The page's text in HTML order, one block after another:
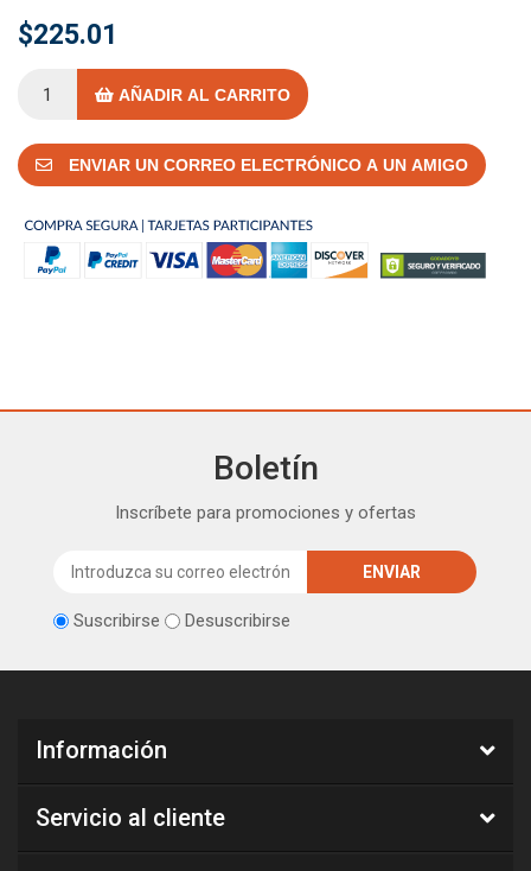
$225.01
AÑADIR AL CARRITO
ENVIAR UN CORREO ELECTRÓNICO A UN AMIGO
Boletín
Inscríbete para promociones y ofertas
Suscribirse Desuscribirse
Información
Servicio al cliente